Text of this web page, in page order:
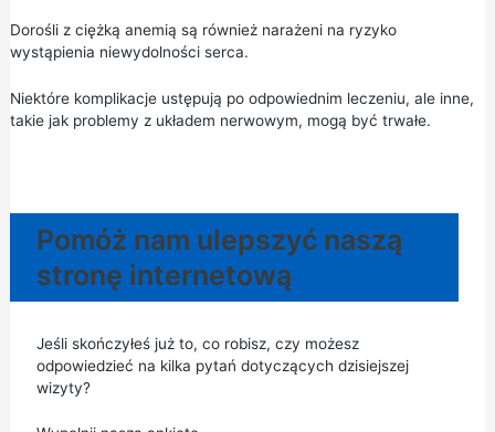
Dorośli z ciężką anemią są również narażeni na ryzyko
wystąpienia niewydolności serca.
Niektóre komplikacje ustępują po odpowiednim leczeniu, ale inne,
takie jak problemy z układem nerwowym, mogą być trwałe.
Pomóż nam ulepszyć naszą
stronę internetową
Jeśli skończyłeś już to, co robisz, czy możesz
odpowiedzieć na kilka pytań dotyczących dzisiejszej
wizyty?